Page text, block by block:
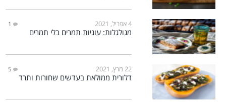
4 אפריל, 2021 1
מגולגלות: עוגיות תמרים בלי תמרים
22 מרץ, 2021 5
דלורית ממולאת בעדשים שחורות ותרד